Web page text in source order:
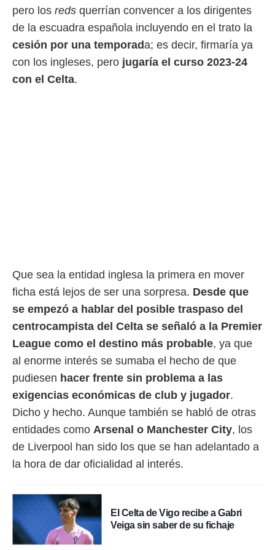
cookies
aceptar
o
no
acceder a
abono
similares
como
este sitio
pero los reds querrían convencer a los dirigentes
de la escuadra española incluyendo en el trato la
cesión por una temporada; es decir, firmaría ya
con los ingleses, pero jugaría el curso 2023-24
con el Celta.
Que sea la entidad inglesa la primera en mover
ficha está lejos de ser una sorpresa. Desde que
se empezó a hablar del posible traspaso del
centrocampista del Celta se señaló a la Premier
League como el destino más probable, ya que
al enorme interés se sumaba el hecho de que
pudiesen hacer frente sin problema a las
exigencias económicas de club y jugador.
Dicho y hecho. Aunque también se habló de otras
entidades como Arsenal o Manchester City, los
de Liverpool han sido los que se han adelantado a
la hora de dar oficialidad al interés.
El Celta de Vigo recibe a Gabri
Veiga sin saber de su fichaje